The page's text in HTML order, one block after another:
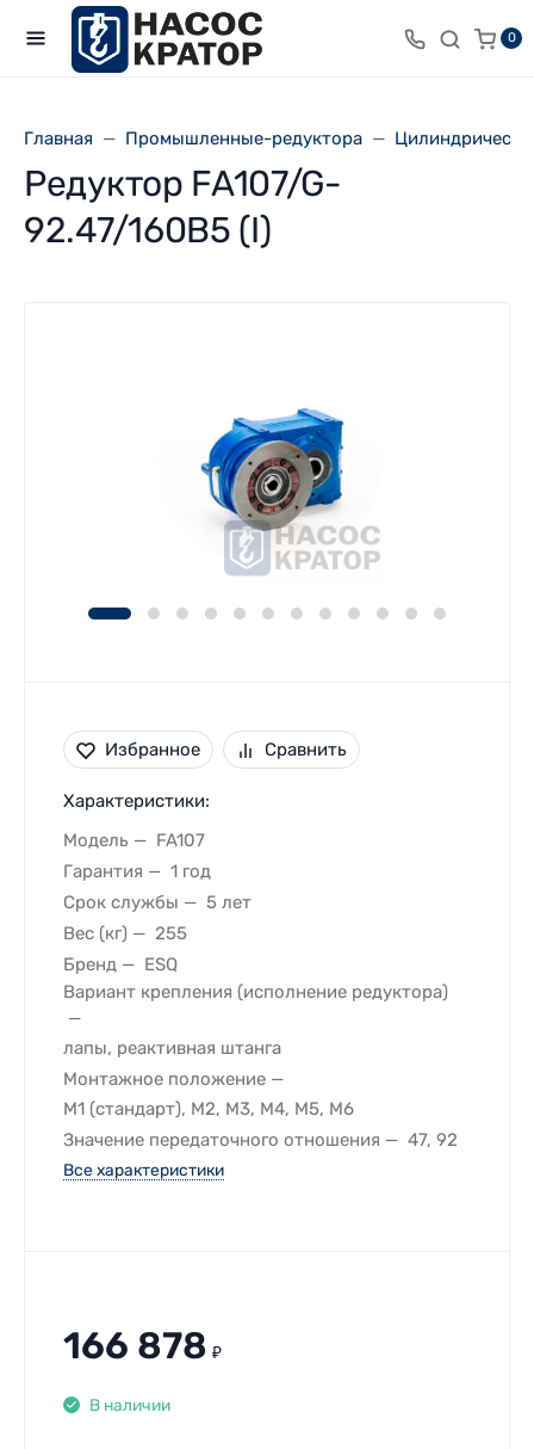
0
Главная Промышленные-редуктора
Редуктор FA107/G-
92.47/160B5 (I)
Избранное Сравнить
Характеристики:
Модель
FA107
Гарантия
1 год
Срок службы
5 лет
Вес (кг)
255
Бренд
ESQ
Вариант крепления (исполнение редуктора)
лапы, реактивная штанга
Монтажное положение
M1 (стандарт), M2, M3, M4, M5, M6
Значение передаточного отношения
47, 92
Все характеристики
166 878 ₽
В наличии